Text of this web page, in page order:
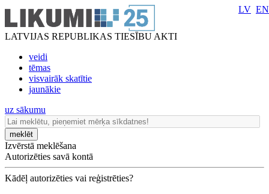
LATVIJAS REPUBLIKAS TIESĪBU AKTI
veidi
tēmas
visvairāk skatītie
jaunākie
LV EN
uz sākumu
meklēt
Izvērstā meklēšana
Autorizēties savā kontā
Kādēļ autorizēties vai reģistrēties?